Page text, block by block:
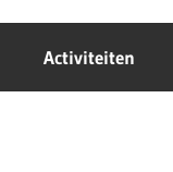
Activiteiten